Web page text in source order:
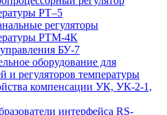
РТ–5
регуляторы
РТМ-4К
БУ-7
оборудование для
и регуляторов температуры
компенсации УК, УК-2-1,
интерфейса RS-